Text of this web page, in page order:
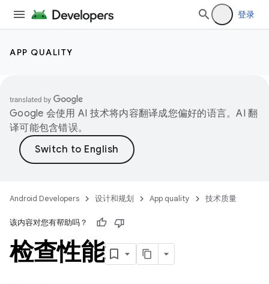
登录
APP QUALITY
Google 会使用 AI 技术将内容翻译成您偏好的语言。AI 翻
译可能包含错误。
Android Developers 设计和规划 App quality 技术质量
该内容对您有帮助吗？
检查性能